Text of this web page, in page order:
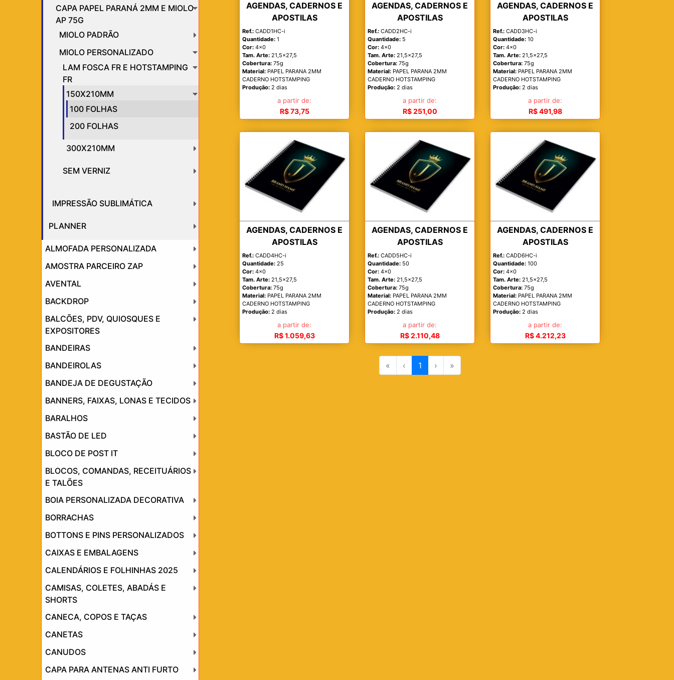
CAPA PAPEL PARANÁ 2MM E MIOLO
AP 75G
MIOLO PADRÃO
MIOLO PERSONALIZADO
LAM FOSCA FR E HOTSTAMPING
FR
150X210MM
100 FOLHAS
200 FOLHAS
300X210MM
SEM VERNIZ
IMPRESSÃO SUBLIMÁTICA
PLANNER
ALMOFADA PERSONALIZADA
AMOSTRA PARCEIRO ZAP
AVENTAL
BACKDROP
BALCÕES, PDV, QUIOSQUES E
EXPOSITORES
BANDEIRAS
BANDEIROLAS
BANDEJA DE DEGUSTAÇÃO
BANNERS, FAIXAS, LONAS E TECIDOS
BARALHOS
BASTÃO DE LED
BLOCO DE POST IT
BLOCOS, COMANDAS, RECEITUÁRIOS
E TALÕES
BOIA PERSONALIZADA DECORATIVA
BORRACHAS
BOTTONS E PINS PERSONALIZADOS
CAIXAS E EMBALAGENS
CALENDÁRIOS E FOLHINHAS 2025
CAMISAS, COLETES, ABADÁS E
SHORTS
CANECA, COPOS E TAÇAS
CANETAS
CANUDOS
CAPA PARA ANTENAS ANTI FURTO
AGENDAS, CADERNOS E
APOSTILAS
Ref.: CADD1HC-i
Quantidade: 1
Cor: 4x0
Tam. Arte: 21,5x27,5
Cobertura: 75g
Material: PAPEL PARANA 2MM
CADERNO HOTSTAMPING
Produção: 2 dias
a partir de:
R$ 73,75
AGENDAS, CADERNOS E
APOSTILAS
Ref.: CADD2HC-i
Quantidade: 5
Cor: 4x0
Tam. Arte: 21,5x27,5
Cobertura: 75g
Material: PAPEL PARANA 2MM
CADERNO HOTSTAMPING
Produção: 2 dias
a partir de:
R$ 251,00
AGENDAS, CADERNOS E
APOSTILAS
Ref.: CADD3HC-i
Quantidade: 10
Cor: 4x0
Tam. Arte: 21,5x27,5
Cobertura: 75g
Material: PAPEL PARANA 2MM
CADERNO HOTSTAMPING
Produção: 2 dias
a partir de:
R$ 491,98
AGENDAS, CADERNOS E
APOSTILAS
Ref.: CADD4HC-i
Quantidade: 25
Cor: 4x0
Tam. Arte: 21,5x27,5
Cobertura: 75g
Material: PAPEL PARANA 2MM
CADERNO HOTSTAMPING
Produção: 2 dias
a partir de:
R$ 1.059,63
AGENDAS, CADERNOS E
APOSTILAS
Ref.: CADD5HC-i
Quantidade: 50
Cor: 4x0
Tam. Arte: 21,5x27,5
Cobertura: 75g
Material: PAPEL PARANA 2MM
CADERNO HOTSTAMPING
Produção: 2 dias
a partir de:
R$ 2.110,48
AGENDAS, CADERNOS E
APOSTILAS
Ref.: CADD6HC-i
Quantidade: 100
Cor: 4x0
Tam. Arte: 21,5x27,5
Cobertura: 75g
Material: PAPEL PARANA 2MM
CADERNO HOTSTAMPING
Produção: 2 dias
a partir de:
R$ 4.212,23
« ‹ 1 › »